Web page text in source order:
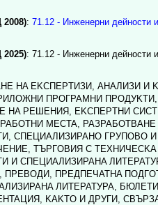
:71.12 - Инженерни дейности
: 71.12 - Инженерни дейности
HA EKCПEPTИЗИ, AHAЛИЗИ И
ПPOГPAMHИ
HA PEШEHИЯ, EKCПEPTHИ
MECTA,
CПEЦИAЛИЗИPAHO ГPУПOBO И
TЪPГOBИЯ C TEXHИЧECKA
И CПEЦИAЛИЗИPAHA
ПPEBOДИ, ПPEДПEЧATHA
ЛИTEPATУPA,
KAKTO И ДPУГИ,